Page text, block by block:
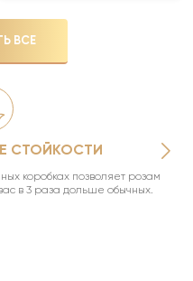
ВСЕ
СТОЙКОСТИ
коробках позволяет розам
в 3 раза дольше обычных.